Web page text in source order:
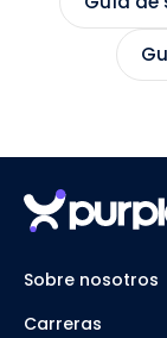
Sobre nosotros
Carreras